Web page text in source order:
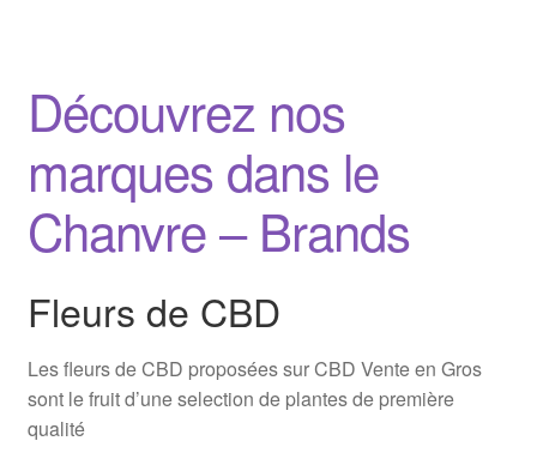
Découvrez nos
marques dans le
Chanvre – Brands
Fleurs de CBD
Les fleurs de CBD proposées sur CBD Vente en Gros
sont le fruit d’une selection de plantes de première
qualité